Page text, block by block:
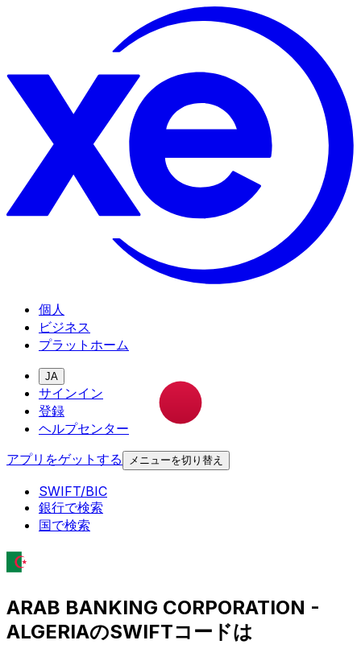
個人
ビジネス
プラットホーム
JA
サインイン
登録
ヘルプセンター
アプリをゲットする
メニューを切り替え
SWIFT/BIC
銀行で検索
国で検索
ARAB BANKING CORPORATION -
ALGERIAのSWIFTコードは